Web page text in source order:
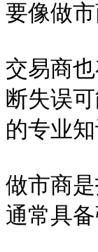
要像做
交易商
断失误
的专业知
做市商
通常具